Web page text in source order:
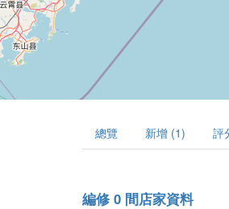
總覽 新增 (1) 評
編修 0 間店家資料